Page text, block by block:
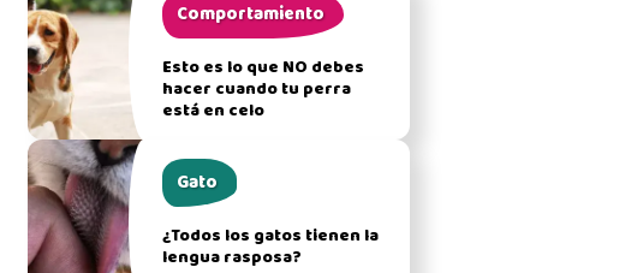
Comportamiento
Esto es lo que NO debes
hacer cuando tu perra
está en celo
Gato
¿Todos los gatos tienen la
lengua rasposa?